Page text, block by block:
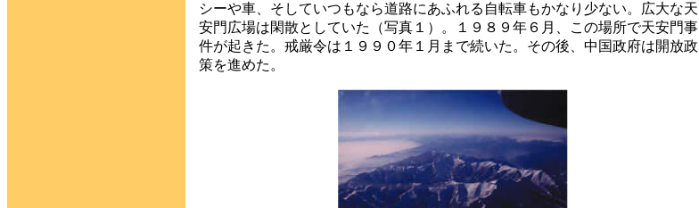
シーや車、そしていつもなら道路にあふれる自転車もかなり少ない。広大な天
安門広場は閑散としていた（写真１）。１９８９年６月、この場所で天安門事
件が起きた。戒厳令は１９９０年１月まで続いた。その後、中国政府は開放政
策を進めた。